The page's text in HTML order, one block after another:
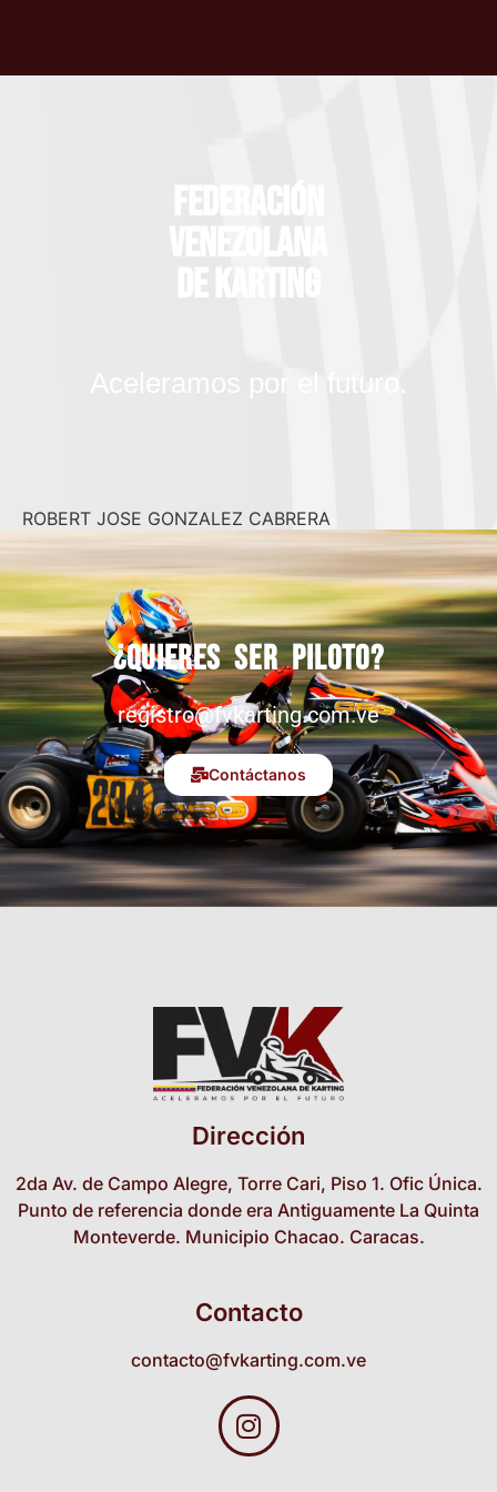
ROBERT JOSE GONZALEZ CABRERA
¿Quieres ser piloto?
registro@fvkarting.com.ve
Contáctanos
Dirección
2da Av. de Campo Alegre, Torre Cari, Piso 1. Ofic Única.
Punto de referencia donde era Antiguamente La Quinta
Monteverde. Municipio Chacao. Caracas.
Contacto
contacto@fvkarting.com.ve